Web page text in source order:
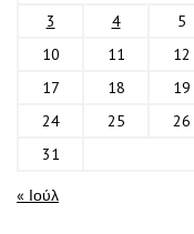
3
4 5
10
11 12
17
18 19
24
25 26
31
« Ιούλ